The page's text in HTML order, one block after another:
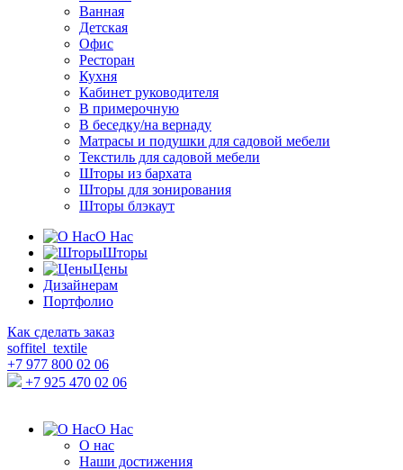
Ванная
Детская
Офис
Ресторан
Кухня
Кабинет руководителя
В примерочную
В беседку/на вернаду
Матрасы и подушки для садовой мебели
Текстиль для садовой мебели
Шторы из бархата
Шторы для зонирования
Шторы блэкаут
О Нас
Шторы
Цены
Дизайнерам
Портфолио
Как сделать заказ
soffitel_textile
+7 977 800 02 06
+7 925 470 02 06
О Нас
О нас
Наши достижения